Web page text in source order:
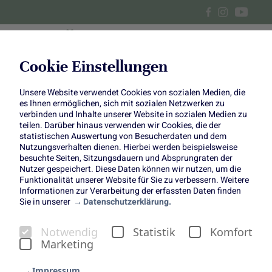
Cookie Einstellungen
Unsere Website verwendet Cookies von sozialen Medien, die
es Ihnen ermöglichen, sich mit sozialen Netzwerken zu
verbinden und Inhalte unserer Website in sozialen Medien zu
teilen. Darüber hinaus verwenden wir Cookies, die der
statistischen Auswertung von Besucherdaten und dem
Nutzungsverhalten dienen. Hierbei werden beispielsweise
besuchte Seiten, Sitzungsdauern und Absprungraten der
Nutzer gespeichert. Diese Daten können wir nutzen, um die
Funktionalität unserer Website für Sie zu verbessern. Weitere
Informationen zur Verarbeitung der erfassten Daten finden
Sie in unserer
Datenschutzerklärung.
Notwendig Statistik
Komfort
Marketing
DIY Blumenbox zum
Valentinstag
Trendige Liebesgrüße: Blüten in
der Geschenkbox